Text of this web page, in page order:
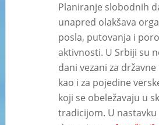
Planiranje slobodnih
unapred olakšava
posla, putovanja i
aktivnosti. U Srbiji su
dani vezani za
kao i za pojedine
koji se obeležavaju u
tradicijom. U nastavku